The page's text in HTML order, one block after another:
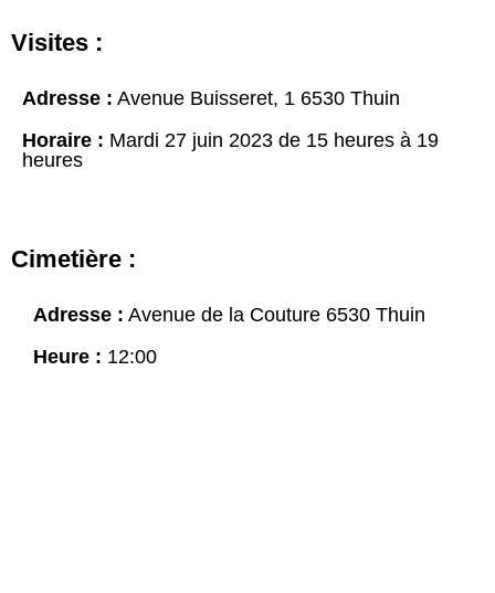
Visites :
Adresse : Avenue Buisseret, 1 6530 Thuin
Horaire : Mardi 27 juin 2023 de 15 heures à 19
heures
Cimetière :
Adresse : Avenue de la Couture 6530 Thuin
Heure : 12:00